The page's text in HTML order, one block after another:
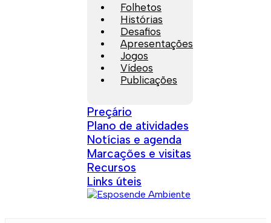
Folhetos
Histórias
Desafios
Apresentações
Jogos
Vídeos
Publicações
Preçário
Plano de atividades
Notícias e agenda
Marcações e visitas
Recursos
Links úteis